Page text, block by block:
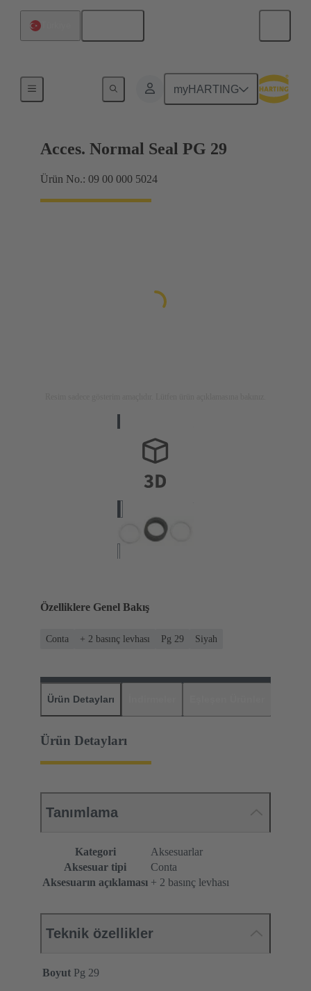
myHARTING
Kablo rakorları
Acces. Normal Seal PG 29
Ürün No.: 09 00 000 5024
Özelliklere Genel Bakış
Conta + 2 basınç levhası Pg 29 Siyah
Ürün Detayları
Ürün Detayları
Tanımlama
Kategori
Aksesuarlar
Aksesuar tipi
Conta
Aksesuarın açıklaması + 2 basınç levhası
Teknik özellikler
Boyut Pg 29